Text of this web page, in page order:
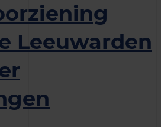
Leeuwarden